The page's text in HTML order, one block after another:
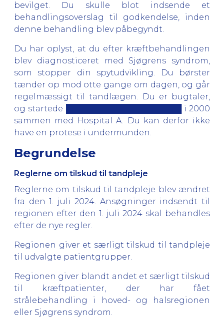
bevilget. Du skulle blot indsende et
behandlingsoverslag til godkendelse, inden
denne behandling blev påbegyndt.
Du har oplyst, at du efter kræftbehandlingen
blev diagnosticeret med Sjøgrens syndrom,
som stopper din spytudvikling. Du børster
tænder op mod otte gange om dagen, og går
regelmæssigt til tandlægen. Du er bugtaler,
og startede █████████████████████ i 2000
sammen med Hospital A. Du kan derfor ikke
have en protese i undermunden.
Begrundelse
Reglerne om tilskud til tandpleje
Reglerne om tilskud til tandpleje blev ændret
fra den 1. juli 2024. Ansøgninger indsendt til
regionen efter den 1. juli 2024 skal behandles
efter de nye regler.
Regionen giver et særligt tilskud til tandpleje
til udvalgte patientgrupper.
Regionen giver blandt andet et særligt tilskud
til kræftpatienter, der har fået
strålebehandling i hoved- og halsregionen
eller Sjøgrens syndrom.